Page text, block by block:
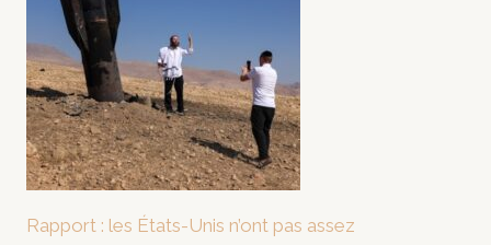
Rapport : les États-Unis n’ont pas assez